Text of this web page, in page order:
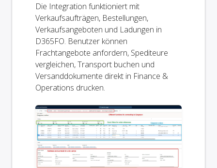
Die Integration funktioniert mit
Verkaufsaufträgen, Bestellungen,
Verkaufsangeboten und Ladungen in
D365FO. Benutzer können
Frachtangebote anfordern, Spediteure
vergleichen, Transport buchen und
Versanddokumente direkt in Finance &
Operations drucken.